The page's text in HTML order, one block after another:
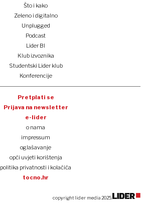
Što i kako
Zeleno i digitalno
Unplugged
Podcast
Lider BI
Klub izvoznika
Studentski Lider klub
Konferencije
Pretplati se
Prijava na newsletter
e-lider
o nama
impressum
oglašavanje
opći uvjeti korištenja
politika privatnosti i kolačića
tocno.hr
copyright lider media 2025.